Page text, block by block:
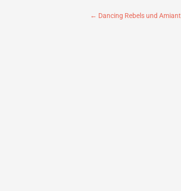
← Dancing Rebels und